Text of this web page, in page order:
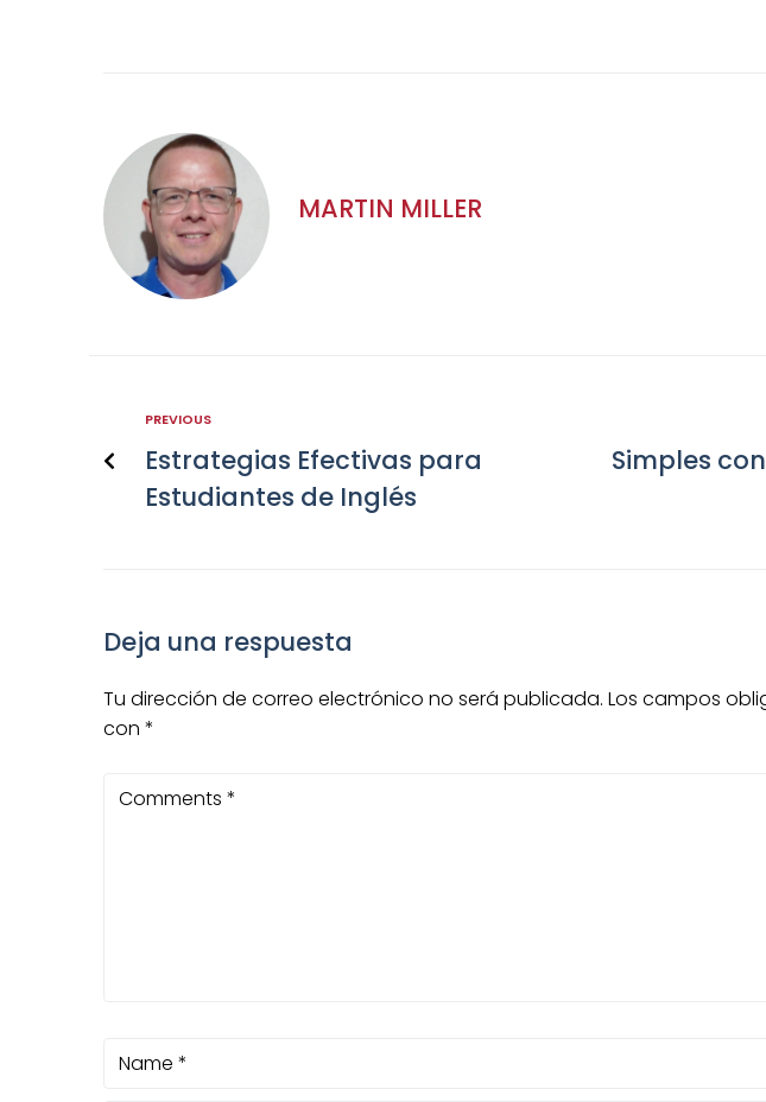
MARTIN MILLER
PREVIOUS
Estrategias Efectivas para
Estudiantes de Inglés
Simples
Deja una respuesta
Tu dirección de correo electrónico no será publicada. Los campos
con *